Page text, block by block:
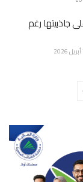
جاذبيتها رغم